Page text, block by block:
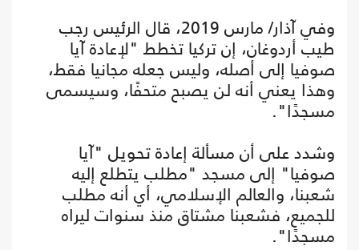
وفي آذار/ مارس 2019، قال الرئيس رجب
طيب أردوغان، إن تركيا تخطط "لإعادة آيا
صوفيا إلى أصله، وليس جعله مجانيا فقط،
وهذا يعني أنه لن يصبح متحفًا، وسيسمى
مسجدًا".
وشدد على أن مسألة إعادة تحويل "آيا
صوفيا" إلى مسجد "مطلب يتطلع إليه
شعبنا، والعالم الإسلامي، أي أنه مطلب
للجميع، فشعبنا مشتاق منذ سنوات ليراه
مسجدًا".